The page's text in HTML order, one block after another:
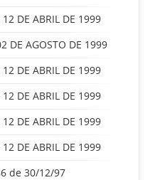
DE ABRIL DE 1999
DE AGOSTO DE 1999
DE ABRIL DE 1999
DE ABRIL DE 1999
DE ABRIL DE 1999
DE ABRIL DE 1999
de 30/12/97